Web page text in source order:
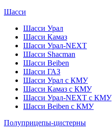
Шасси
Шасси Урал
Шасси Камаз
Шасси Урал-NEXT
Шасси Shacman
Шасси Beiben
Шасси ГАЗ
Шасси Урал с КМУ
Шасси Камаз с КМУ
Шасси Урал-NEXT с КМУ
Шасси Beiben с КМУ
Полуприцепы-цистерны